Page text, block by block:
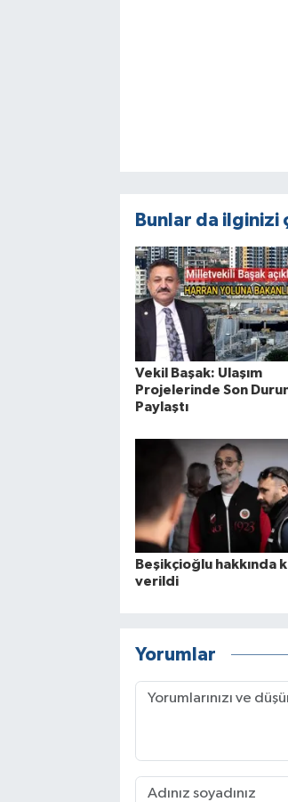
Bunlar da ilginizi
Vekil Başak: Ulaşım
Projelerinde Son
Paylaştı
Beşikçioğlu hakkında
verildi
Yorumlar